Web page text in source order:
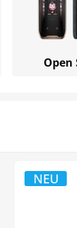
Open
NEU